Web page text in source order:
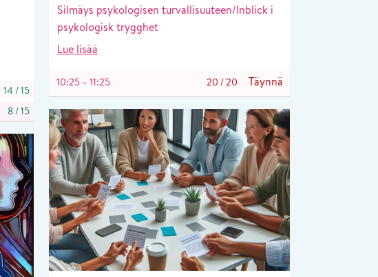
14 /15
8 /15
Silmäys psykologisen turvallisuuteen/Inblick i
psykologisk trygghet
Lue lisää
10:25 – 11:25 20 /20 Täynnä